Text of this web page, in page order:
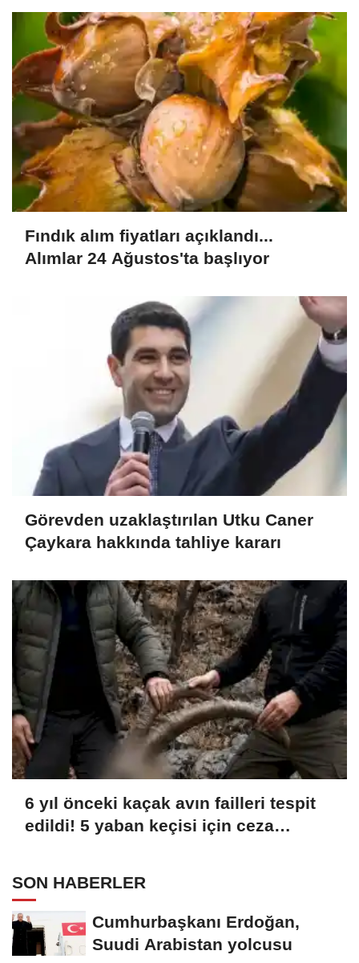
Fındık alım fiyatları açıklandı...
Alımlar 24 Ağustos'ta başlıyor
Görevden uzaklaştırılan Utku Caner
Çaykara hakkında tahliye kararı
6 yıl önceki kaçak avın failleri tespit
edildi! 5 yaban keçisi için ceza
SON HABERLER
Cumhurbaşkanı Erdoğan,
Suudi Arabistan yolcusu